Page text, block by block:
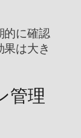
的に確認
は大き
管理